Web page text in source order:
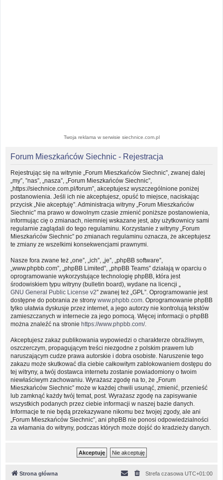
Twoja reklama w serwisie siechnice.com.pl
Forum Mieszkańców Siechnic - Rejestracja
Rejestrując się na witrynie „Forum Mieszkańców Siechnic”, zwanej dalej
„my”, ”nas”, „nasza”, „Forum Mieszkańców Siechnic”,
„https://siechnice.com.pl/forum”, akceptujesz wyszczególnione poniżej
postanowienia. Jeśli ich nie akceptujesz, opuść to miejsce, naciskając
przycisk „Nie akceptuję”. Administracja witryny „Forum Mieszkańców
Siechnic” ma prawo w dowolnym czasie zmienić poniższe postanowienia,
informując cię o zmianach, niemniej wskazane jest, aby użytkownicy sami
regularnie zaglądali do tego regulaminu. Korzystanie z witryny „Forum
Mieszkańców Siechnic” po zmianach regulaminu oznacza, że akceptujesz
te zmiany ze wszelkimi konsekwencjami prawnymi.
Nasze fora zwane też „one”, „ich”, „je”, „phpBB software”,
„www.phpbb.com”, „phpBB Limited”, „phpBB Teams” działają w oparciu o
oprogramowanie wykorzystujące technologię phpBB, która jest
środowiskiem typu witryny (bulletin board), wydane na licencji „
GNU General Public License v2” zwanej też „GPL”. Oprogramowanie jest
dostępne do pobrania ze strony www.phpbb.com . Oprogramowanie phpBB
tylko ułatwia dyskusje przez internet, a jego autorzy nie kontrolują tekstów
zamieszczanych w internecie za jego pomocą. Więcej informacji o phpBB
można znaleźć na stronie https://www.phpbb.com/.
Akceptujesz zakaz publikowania wypowiedzi o charakterze obraźliwym,
oszczerczym, propagującym treści niezgodne z polskim prawem lub
naruszającym cudze prawa autorskie i dobra osobiste. Naruszenie tego
zakazu może skutkować dla ciebie całkowitym zablokowaniem dostępu do
tej witryny, a twój dostawca internetu zostanie powiadomiony o twoim
niewłaściwym zachowaniu. Wyrażasz zgodę na to, że „Forum
Mieszkańców Siechnic” może w każdej chwili usunąć, zmienić, przenieść
lub zamknąć każdy twój temat, post. Wyrażasz zgodę na zapisywanie
wszystkich podanych przez ciebie informacji w naszej bazie danych.
Informacje te nie będą przekazywane nikomu bez twojej zgody, ale ani
„Forum Mieszkańców Siechnic”, ani phpBB nie ponosi odpowiedzialności
za włamania do witryny, podczas których może dojść do kradzieży danych.
Strona główna Strefa czasowa UTC+01:00